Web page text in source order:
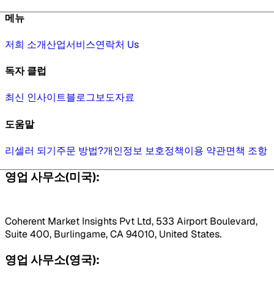
메뉴
저희 소개산업서비스연락처 Us
독자 클럽
최신 인사이트블로그보도자료
도움말
리셀러 되기주문 방법?개인정보 보호정책이용 약관면책 조항
영업 사무소(미국):
Coherent Market Insights Pvt Ltd, 533 Airport Boulevard,
Suite 400, Burlingame, CA 94010, United States.
영업 사무소(영국):